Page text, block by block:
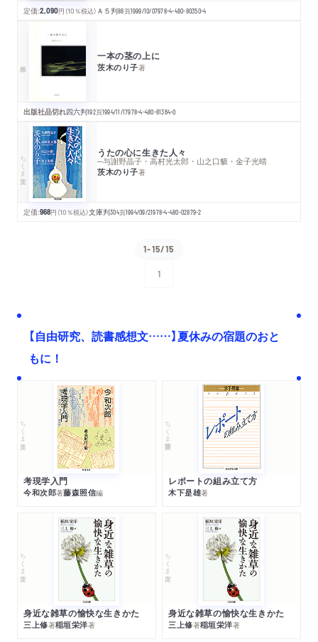
定価:2,090円 （10％税込） Ａ５判88頁1999/10/07978-4-480-80350-4
一本の茎の上に
茨木のり子著
出版社品切れ四六判192頁1994/11/17978-4-480-81364-0
ちくま文庫 うたの心に生きた人々
─与謝野晶子・高村光太郎・山之口貘・金子光晴
茨木のり子著
定価:968円 （10％税込）文庫判304頁1994/09/21978-4-480-02879-2
1-15/15
1
【自由研究、読書感想文……】夏休みの宿題のおと
もに！
ちくま文庫
考現学入門
今和次郎著藤森照信編
ちくま学芸文庫
レポートの組み立て方
木下是雄著
ちくま文庫
身近な雑草の愉快な生きかた
三上修著稲垣栄洋著
ちくま文庫
身近な雑草の愉快な生きかた
三上修著稲垣栄洋著